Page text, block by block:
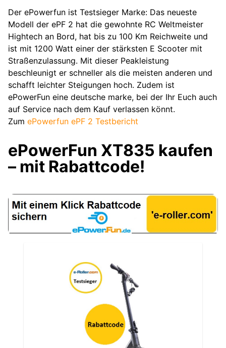
Der ePowerfun ist Testsieger Marke: Das neueste
Modell der ePF 2 hat die gewohnte RC Weltmeister
Hightech an Bord, hat bis zu 100 Km Reichweite und
ist mit 1200 Watt einer der stärksten E Scooter mit
Straßenzulassung. Mit dieser Peakleistung
beschleunigt er schneller als die meisten anderen und
schafft leichter Steigungen hoch. Zudem ist
ePowerFun eine deutsche marke, bei der Ihr Euch auch
auf Service nach dem Kauf verlassen könnt.
Zum ePowerfun ePF 2 Testbericht
ePowerFun XT835 kaufen
– mit Rabattcode!